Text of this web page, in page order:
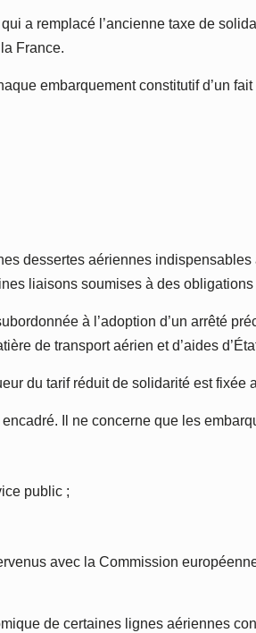
a remplacé l’ancienne taxe de
France.
embarquement constitutif d’un
dessertes aériennes
liaisons soumises à des
à l’adoption d’un arrêté
de transport aérien et d’aides
du tarif réduit de solidarité est fixée
Il ne concerne que les
public ;
avec la Commission
de certaines lignes aériennes